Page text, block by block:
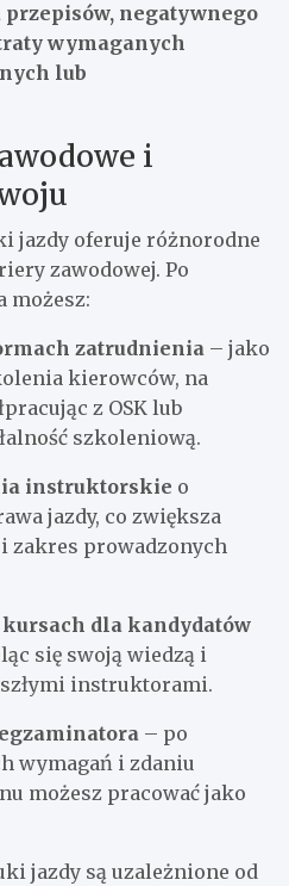
negatywnego
wymaganych
lub
i
jazdy oferuje różnorodne
zawodowej. Po
możesz:
zatrudnienia – jako
kierowców, na
z OSK lub
szkoleniową.
instruktorskie o
jazdy, co zwiększa
zakres prowadzonych
kursach dla kandydatów
się swoją wiedzą i
instruktorami.
– po
wymagań i zdaniu
możesz pracować jako
jazdy są uzależnione od